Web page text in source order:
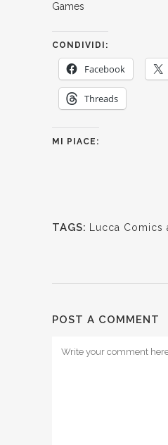
Games
CONDIVIDI:
Facebook
Threads
MI PIACE:
TAGS: Lucca Comics
POST A COMMENT